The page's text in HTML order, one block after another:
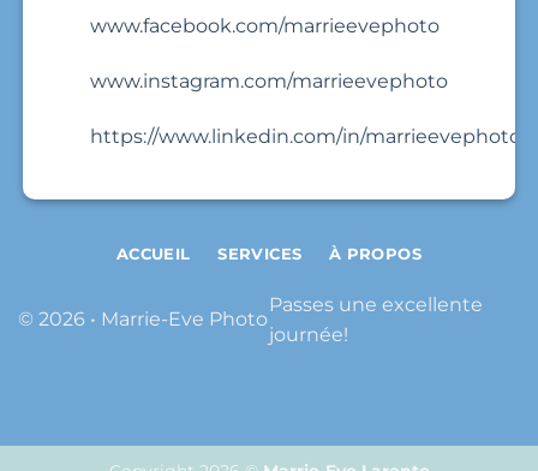
www.facebook.com/marrieevephoto
www.instagram.com/marrieevephoto
https://www.linkedin.com/in/marrieevephoto/
© 2026 • Marrie-Eve Photo
ACCUEIL SERVICES À PROPOS
Passes une excellente
journée!